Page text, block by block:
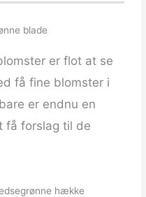
blade
er flot at se
få fine blomster i
er endnu en
få forslag til de
hække